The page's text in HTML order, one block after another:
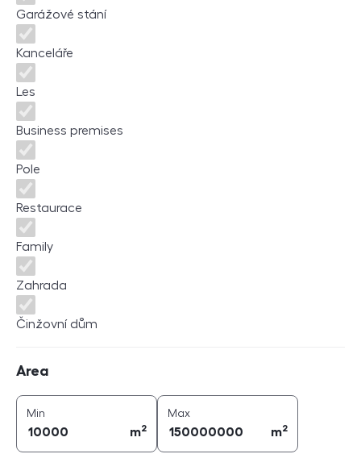
Garážové stání
Kanceláře
Les
Business premises
Pole
Restaurace
Family
Zahrada
Činžovní dům
Area
Min
m2
Maxarea (
m2